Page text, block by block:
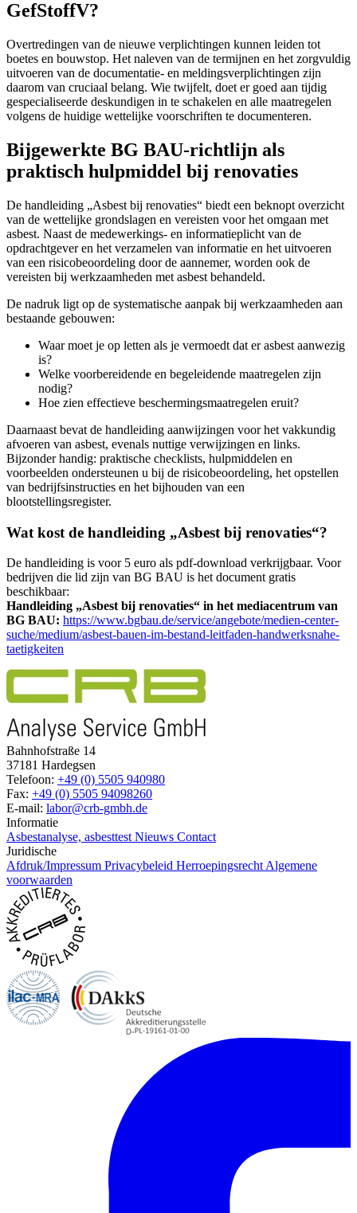
GefStoffV?
Overtredingen van de nieuwe verplichtingen kunnen leiden tot
boetes en bouwstop. Het naleven van de termijnen en het zorgvuldig
uitvoeren van de documentatie- en meldingsverplichtingen zijn
daarom van cruciaal belang. Wie twijfelt, doet er goed aan tijdig
gespecialiseerde deskundigen in te schakelen en alle maatregelen
volgens de huidige wettelijke voorschriften te documenteren.
Bijgewerkte BG BAU-richtlijn als
praktisch hulpmiddel bij renovaties
De handleiding „Asbest bij renovaties“ biedt een beknopt overzicht
van de wettelijke grondslagen en vereisten voor het omgaan met
asbest. Naast de medewerkings- en informatieplicht van de
opdrachtgever en het verzamelen van informatie en het uitvoeren
van een risicobeoordeling door de aannemer, worden ook de
vereisten bij werkzaamheden met asbest behandeld.
De nadruk ligt op de systematische aanpak bij werkzaamheden aan
bestaande gebouwen:
Waar moet je op letten als je vermoedt dat er asbest aanwezig
is?
Welke voorbereidende en begeleidende maatregelen zijn
nodig?
Hoe zien effectieve beschermingsmaatregelen eruit?
Daarnaast bevat de handleiding aanwijzingen voor het vakkundig
afvoeren van asbest, evenals nuttige verwijzingen en links.
Bijzonder handig: praktische checklists, hulpmiddelen en
voorbeelden ondersteunen u bij de risicobeoordeling, het opstellen
van bedrijfsinstructies en het bijhouden van een
blootstellingsregister.
Wat kost de handleiding „Asbest bij renovaties“?
De handleiding is voor 5 euro als pdf-download verkrijgbaar. Voor
bedrijven die lid zijn van BG BAU is het document gratis
beschikbaar:
Handleiding „Asbest bij renovaties“ in het mediacentrum van
BG BAU: https://www.bgbau.de/service/angebote/medien-center-
suche/medium/asbest-bauen-im-bestand-leitfaden-handwerksnahe-
taetigkeiten
Bahnhofstraße 14
37181 Hardegsen
Telefoon: +49 (0) 5505 940980
Fax: +49 (0) 5505 94098260
E-mail: labor@crb-gmbh.de
Informatie
Asbestanalyse, asbesttest Nieuws Contact
Juridische
Afdruk/Impressum Privacybeleid Herroepingsrecht Algemene
voorwaarden